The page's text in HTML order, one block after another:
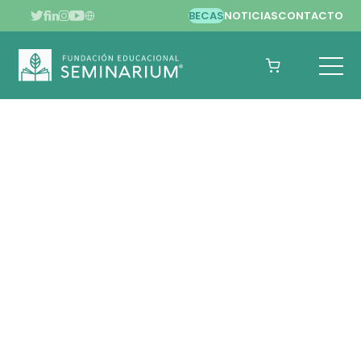
BECASNOTICIASCONTACTO